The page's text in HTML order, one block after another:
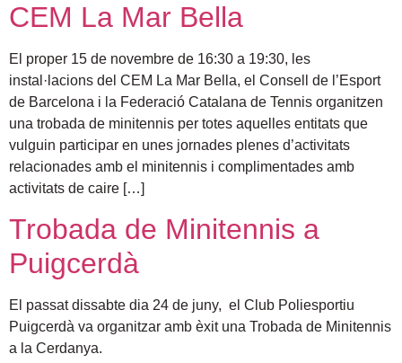
CEM La Mar Bella
El proper 15 de novembre de 16:30 a 19:30, les
instal·lacions del CEM La Mar Bella, el Consell de l’Esport
de Barcelona i la Federació Catalana de Tennis organitzen
una trobada de minitennis per totes aquelles entitats que
vulguin participar en unes jornades plenes d’activitats
relacionades amb el minitennis i complimentades amb
activitats de caire […]
Trobada de Minitennis a
Puigcerdà
El passat dissabte dia 24 de juny, el Club Poliesportiu
Puigcerdà va organitzar amb èxit una Trobada de Minitennis
a la Cerdanya.